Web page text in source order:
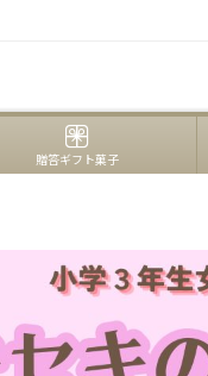
贈答ギフト菓子